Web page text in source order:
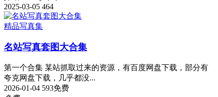
2025-03-05 464
精品写真集
名站写真套图大合集
第一个合集 某站抓取过来的资源，有百度网盘下载，部分有
夸克网盘下载，几乎都没...
2026-01-04 593免费